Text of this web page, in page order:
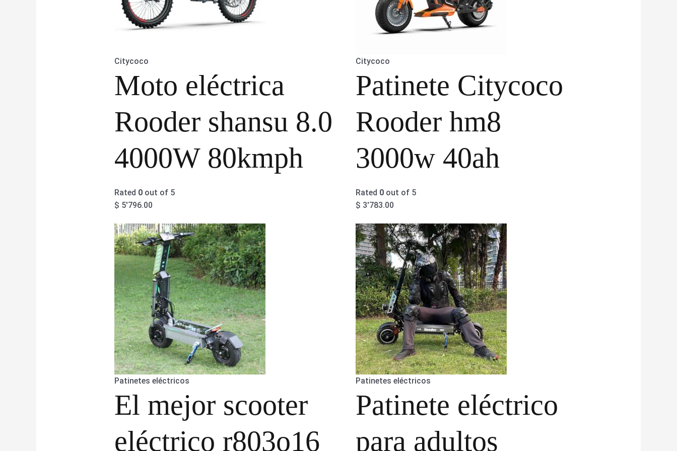
Citycoco
Moto eléctrica
Rooder shansu 8.0
4000W 80kmph
Rated 0out of 5
$ 5'796.00
Citycoco
Patinete Citycoco
Rooder hm8
3000w 40ah
Rated 0 out of 5
$ 3'783.00
Patinetes eléctricos
El mejor scooter
eléctrico r803o16
Patinetes eléctricos
Patinete eléctrico
para adultos